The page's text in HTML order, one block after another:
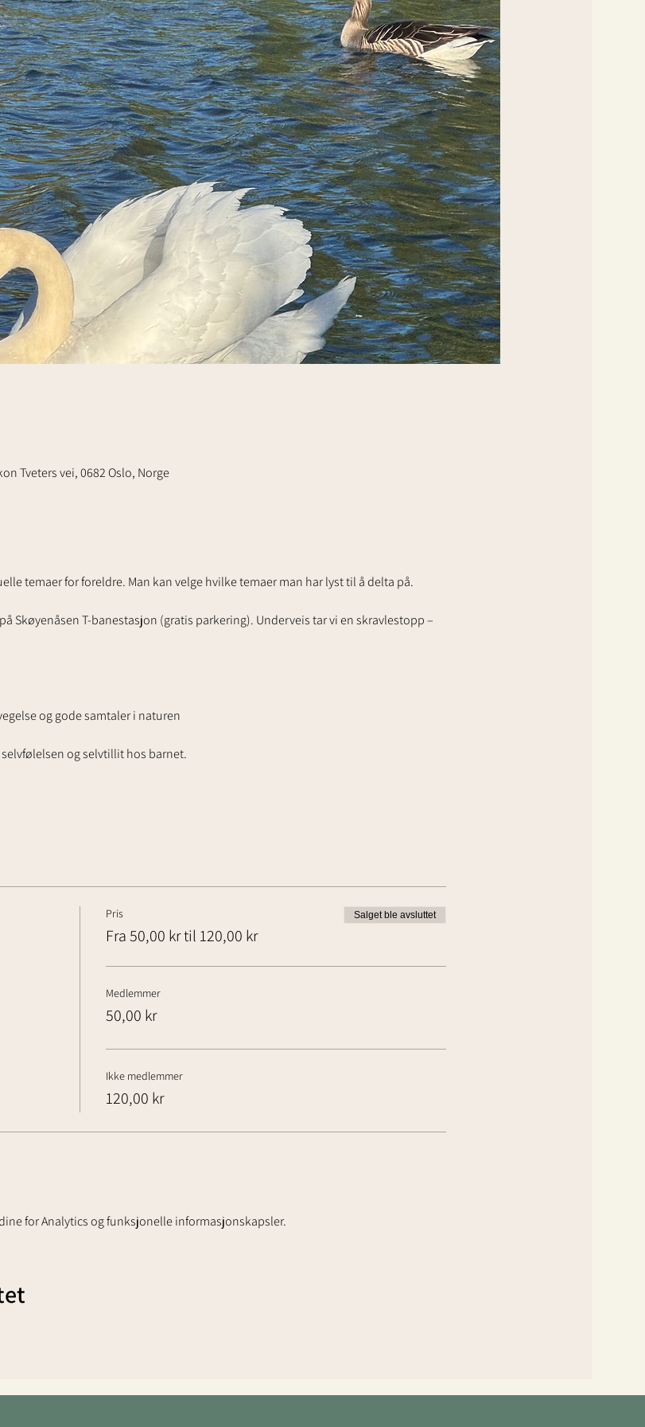
Tveters vei, 0682 Oslo, Norge
temaer for foreldre. Man kan velge hvilke temaer man har lyst til å delta på.
Skøyenåsen T-banestasjon (gratis parkering). Underveis tar vi en skravlestopp –
og gode samtaler i naturen
og selvtillit hos barnet.
Pris
Fra 50,00 kr til 120,00 kr
Salget ble avsluttet
Medlemmer
50,00 kr
Ikke medlemmer
120,00 kr
for Analytics og funksjonelle informasjonskapsler.